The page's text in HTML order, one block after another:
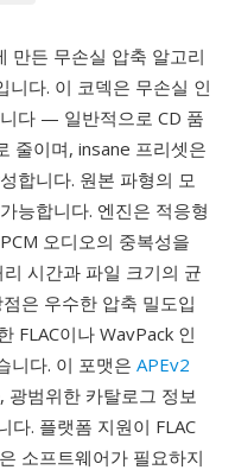
만든 무손실 압축 알고리
니다. 이 코덱은 무손실 인
다 — 일반적으로 CD 품
줄이며, insane 프리셋은
합니다. 원본 파형의 모
능합니다. 엔진은 적응형
오디오의 중복성을
시간과 파일 크기의 균
은 우수한 압축 밀도입
FLAC이나 WavPack 인
니다. 이 포맷은 APEv2
광범위한 카탈로그 정보
다. 플랫폼 지원이 FLAC
소프트웨어가 필요하지